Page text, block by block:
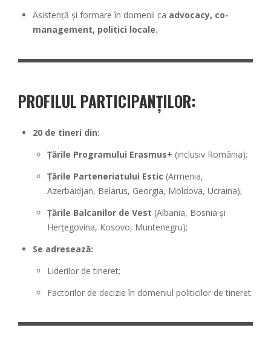
Asistență și formare în domenii ca advocacy, co-
management, politici locale.
PROFILUL PARTICIPANȚILOR:
20 de tineri din:
Țările Programului Erasmus+ (inclusiv România);
Țările Parteneriatului Estic (Armenia,
Azerbaidjan, Belarus, Georgia, Moldova, Ucraina);
Țările Balcanilor de Vest (Albania, Bosnia și
Herțegovina, Kosovo, Muntenegru);
Se adresează:
Liderilor de tineret;
Factorilor de decizie în domeniul politicilor de tineret.